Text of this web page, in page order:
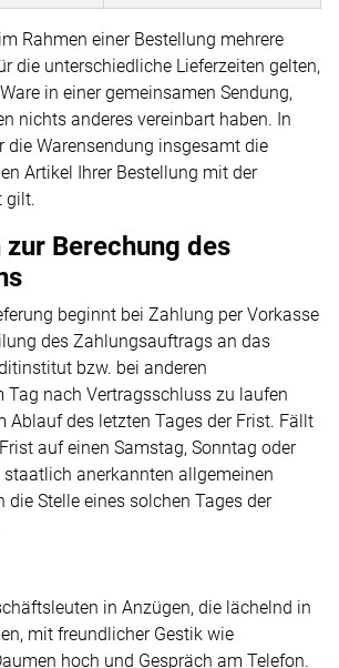
Rahmen einer Bestellung mehrere
die unterschiedliche Lieferzeiten gelten,
in einer gemeinsamen Sendung,
nichts anderes vereinbart haben. In
die Warensendung insgesamt die
Artikel Ihrer Bestellung mit der
gilt.
Berechung des
beginnt bei Zahlung per Vorkasse
des Zahlungsauftrags an das
bzw. bei anderen
Tag nach Vertragsschluss zu laufen
Ablauf des letzten Tages der Frist. Fällt
auf einen Samstag, Sonntag oder
anerkannten allgemeinen
die Stelle eines solchen Tages der